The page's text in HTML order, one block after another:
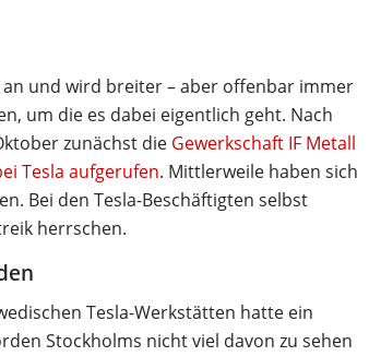
an und wird breiter – aber offenbar immer
um die es dabei eigentlich geht. Nach
zunächst die Gewerkschaft IF Metall
Tesla aufgerufen. Mittlerweile haben sich
Bei den Tesla-Beschäftigten selbst
herrschen.
Tesla-Werkstätten hatte ein
Stockholms nicht viel davon zu sehen